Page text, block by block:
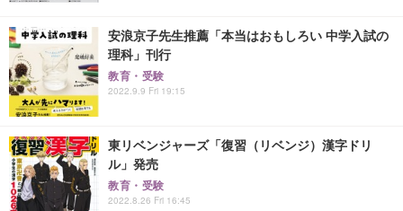
安浪京子先生推薦「本当はおもしろい 中学入試の
理科」刊行
教育・受験
2022.9.9 Fri 19:15
東リベンジャーズ「復習（リベンジ）漢字ドリ
ル」発売
教育・受験
2022.8.26 Fri 16:45